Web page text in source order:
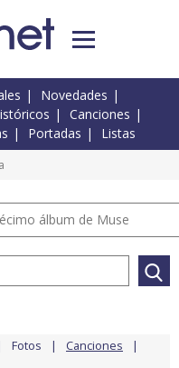
Novedades
Canciones
Portadas Listas
álbum de Muse
Fotos Canciones